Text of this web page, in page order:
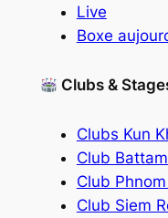
Live
Boxe
Clubs &
Clubs Kun
Club
Club
Club Siem